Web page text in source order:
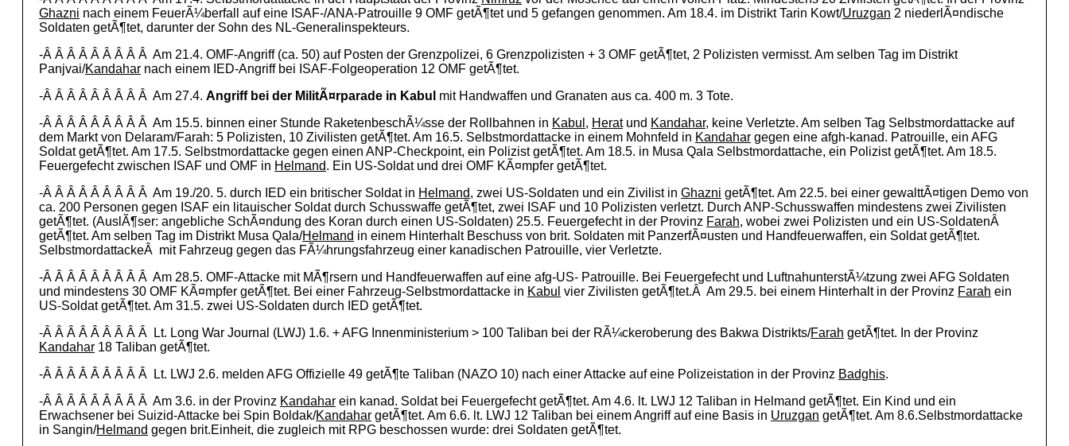
Ghazni nach einem FeuerÃ¼berfall auf eine ISAF-/ANA-Patrouille 9 OMF getÃ¶tet und 5 gefangen genommen. Am 18.4. im Distrikt Tarin Kowt/Uruzgan 2 niederlÃ¤ndische
Soldaten getÃ¶tet, darunter der Sohn des NL-Generalinspekteurs.
-Â Â Â Â Â Â Â Â Â Am 21.4. OMF-Angriff (ca. 50) auf Posten der Grenzpolizei, 6 Grenzpolizisten + 3 OMF getÃ¶tet, 2 Polizisten vermisst. Am selben Tag im Distrikt
Panjvai/Kandahar nach einem IED-Angriff bei ISAF-Folgeoperation 12 OMF getÃ¶tet.
-Â Â Â Â Â Â Â Â Â Am 27.4. Angriff bei der MilitÃ¤rparade in Kabul mit Handwaffen und Granaten aus ca. 400 m. 3 Tote.
-Â Â Â Â Â Â Â Â Â Am 15.5. binnen einer Stunde RaketenbeschÃ¼sse der Rollbahnen in Kabul , Heratund Kandahar, keine Verletzte. Am selben Tag Selbstmordattacke auf
dem Markt von Delaram/Farah: 5 Polizisten, 10 Zivilisten getÃ¶tet. Am 16.5. Selbstmordattacke in einem Mohnfeld in Kandahar gegen eine afgh-kanad. Patrouille, ein AFG
Soldat getÃ¶tet. Am 17.5. Selbstmordattacke gegen einen ANP-Checkpoint, ein Polizist getÃ¶tet. Am 18.5. in Musa Qala Selbstmordattache, ein Polizist getÃ¶tet. Am 18.5.
Feuergefecht zwischen ISAF und OMF in Helmand. Ein US-Soldat und drei OMF KÃ¤mpfer getÃ¶tet.
-Â Â Â Â Â Â Â Â Â Am 19./20. 5. durch IED ein britischer Soldat in Helmand, zwei US-Soldaten und ein Zivilist in Ghazni getÃ¶tet. Am 22.5. bei einer gewalttÃ¤tigen Demo von
ca. 200 Personen gegen ISAF ein litauischer Soldat durch Schusswaffe getÃ¶tet, zwei ISAF und 10 Polizisten verletzt. Durch ANP-Schusswaffen mindestens zwei Zivilisten
getÃ¶tet. (AuslÃ¶ser: angebliche SchÃ¤ndung des Koran durch einen US-Soldaten) 25.5. Feuergefecht in der Provinz Farah, wobei zwei Polizisten und ein US-SoldatenÂ
getÃ¶tet. Am selben Tag im Distrikt Musa Qala/Helmand in einem Hinterhalt Beschuss von brit. Soldaten mit PanzerfÃ¤usten und Handfeuerwaffen, ein Soldat getÃ¶tet.
SelbstmordattackeÂ mit Fahrzeug gegen das FÃ¼hrungsfahrzeug einer kanadischen Patrouille, vier Verletzte.
-Â Â Â Â Â Â Â Â Â Am 28.5. OMF-Attacke mit MÃ¶rsern und Handfeuerwaffen auf eine afg-US- Patrouille. Bei Feuergefecht und LuftnahunterstÃ¼tzung zwei AFG Soldaten
und mindestens 30 OMF KÃ¤mpfer getÃ¶tet. Bei einer Fahrzeug-Selbstmordattacke in Kabul vier Zivilisten getÃ¶tet.Â Am 29.5. bei einem Hinterhalt in der Provinz Farah ein
US-Soldat getÃ¶tet. Am 31.5. zwei US-Soldaten durch IED getÃ¶tet.
-Â Â Â Â Â Â Â Â Â Lt. Long War Journal (LWJ) 1.6. + AFG Innenministerium > 100 Taliban bei der RÃ¼ckeroberung des Bakwa Distrikts/Farah getÃ¶tet. In der Provinz
Kandahar 18 Taliban getÃ¶tet.
-Â Â Â Â Â Â Â Â Â Lt. LWJ 2.6. melden AFG Offizielle 49 getÃ¶te Taliban (NAZO 10) nach einer Attacke auf eine Polizeistation in der Provinz Badghis.
-Â Â Â Â Â Â Â Â Â Am 3.6. in der Provinz Kandahar ein kanad. Soldat bei Feuergefecht getÃ¶tet. Am 4.6. lt. LWJ 12 Taliban in Helmand getÃ¶tet. Ein Kind und ein
Erwachsener bei Suizid-Attacke bei Spin Boldak/Kandahar getÃ¶tet. Am 6.6. lt. LWJ 12 Taliban bei einem Angriff auf eine Basis in Uruzgan getÃ¶tet. Am 8.6.Selbstmordattacke
in Sangin/Helmand gegen brit.Einheit, die zugleich mit RPG beschossen wurde: drei Soldaten getÃ¶tet.